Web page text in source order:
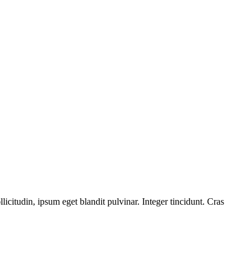
ipsum eget blandit pulvinar. Integer tincidunt. Cras